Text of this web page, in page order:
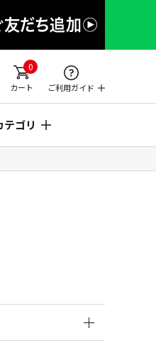
0
カート ご利用ガイド
テゴリ